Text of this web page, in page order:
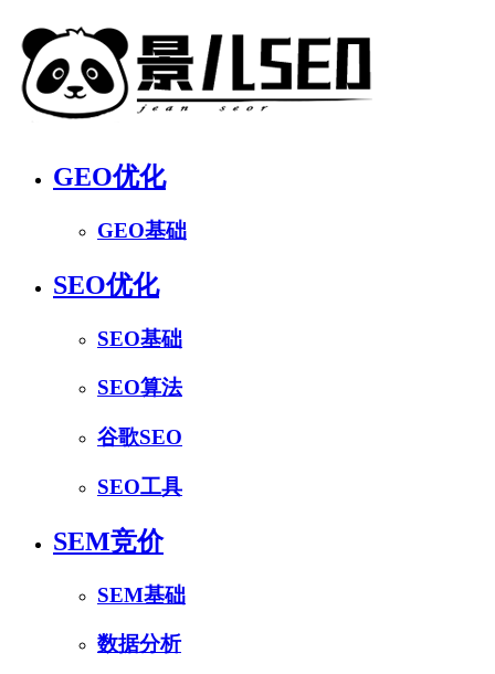
GEO优化
GEO基础
SEO优化
SEO基础
SEO算法
谷歌SEO
SEO工具
SEM竞价
SEM基础
数据分析